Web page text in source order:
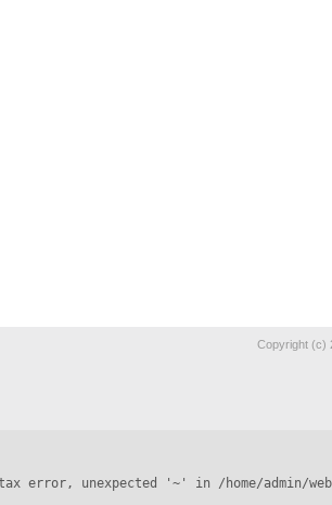
Copyright (c)
error, unexpected '~' in /home/admin/